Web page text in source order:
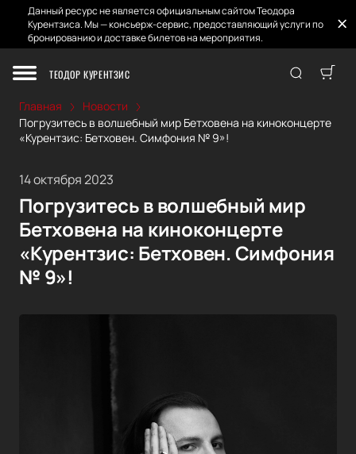
Данный ресурс не является официальным сайтом Теодора
Курентзиса. Мы — консьерж-сервис, предоставляющий услуги по
бронированию и доставке билетов на мероприятия.
ТЕОДОР КУРЕНТЗИС
Главная
Новости
Погрузитесь в волшебный мир Бетховена на киноконцерте
«Курентзис: Бетховен. Симфония № 9»!
14 октября 2023
Погрузитесь в волшебный мир
Бетховена на киноконцерте
«Курентзис: Бетховен. Симфония
№ 9»!